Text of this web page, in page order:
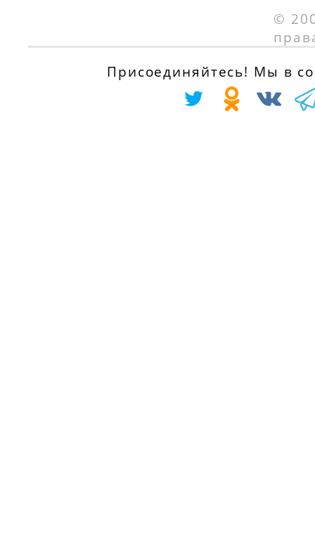
©
Присоединяйтесь! Мы в